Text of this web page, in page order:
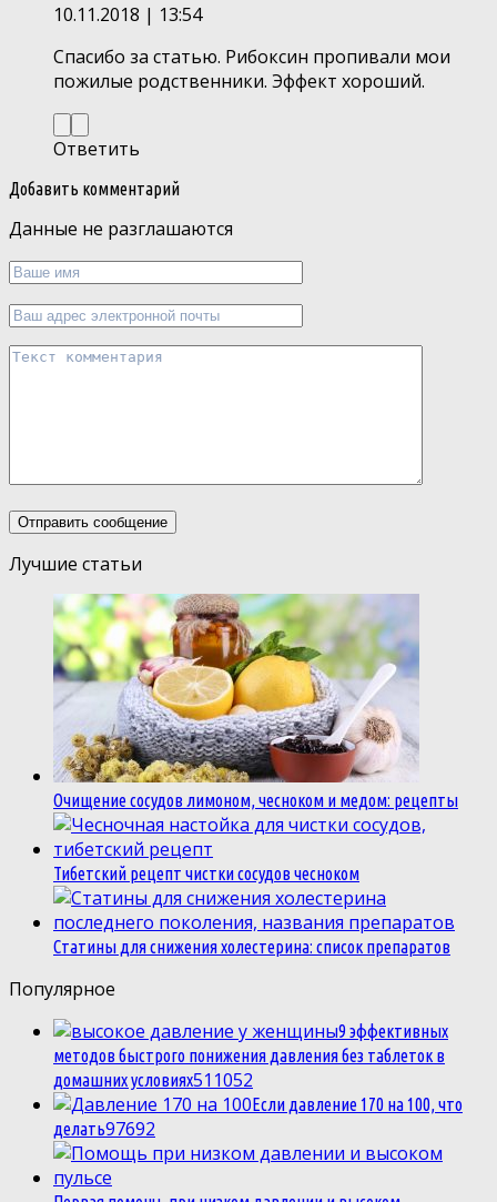
10.11.2018 | 13:54
Спасибо за статью. Рибоксин пропивали мои
пожилые родственники. Эффект хороший.
Ответить
Добавить комментарий
Данные не разглашаются
Лучшие статьи
Очищение сосудов лимоном, чесноком и медом: рецепты
Тибетский рецепт чистки сосудов чесноком
Статины для снижения холестерина: список препаратов
Популярное
9 эффективных
методов быстрого понижения давления без таблеток в
домашних условиях511052
Если давление 170 на 100, что
делать97692